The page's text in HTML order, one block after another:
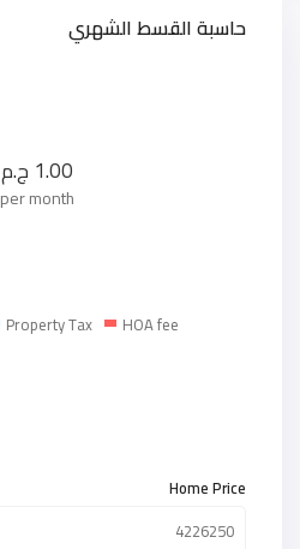
حاسبة القسط الشهري
1.00 ج.م
per month
Property Tax HOA fee
Home Price